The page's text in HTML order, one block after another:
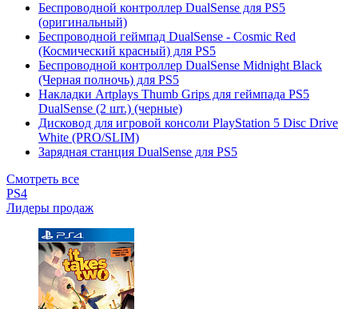
Беспроводной контроллер DualSense для PS5
(оригинальный)
Беспроводной геймпад DualSense - Cosmic Red
(Космический красный) для PS5
Беспроводной контроллер DualSense Midnight Black
(Черная полночь) для PS5
Накладки Artplays Thumb Grips для геймпада PS5
DualSense (2 шт.) (черные)
Дисковод для игровой консоли PlayStation 5 Disc Drive
White (PRO/SLIM)
Зарядная станция DualSense для PS5
Смотреть все
PS4
Лидеры продаж